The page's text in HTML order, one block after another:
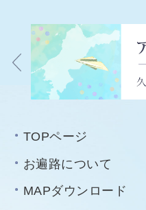
TOPページ
お遍路について
MAPダウンロード